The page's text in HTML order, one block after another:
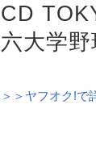
CD
六大学
＞＞ヤフオク!で